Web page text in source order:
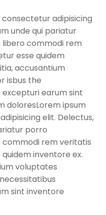
adipisicing
unde qui pariatur
commodi rem
esse quidem
accusantium
isbus the
earum sint
doloresLorem ipsum
elit. Delectus,
porro
rem veritatis
inventore ex.
voluptates
sint inventore